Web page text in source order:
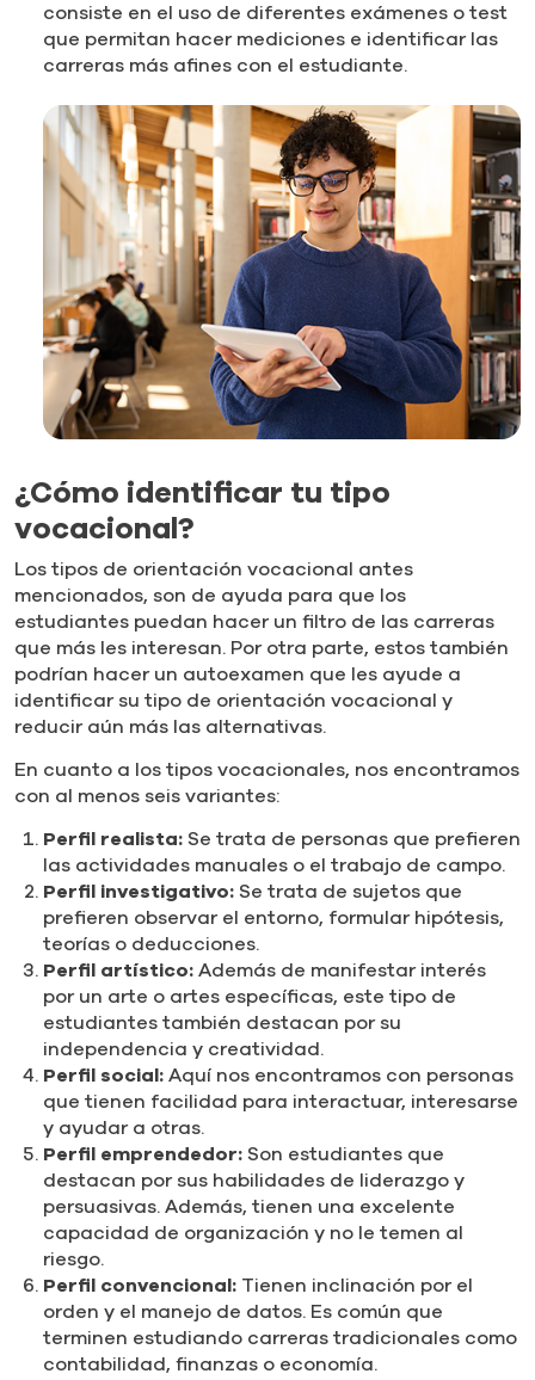
consiste en el uso de diferentes exámenes o test
que permitan hacer mediciones e identificar las
carreras más afines con el estudiante.
¿Cómo identificar tu tipo
vocacional?
Los tipos de orientación vocacional antes
mencionados, son de ayuda para que los
estudiantes puedan hacer un filtro de las carreras
que más les interesan. Por otra parte, estos también
podrían hacer un autoexamen que les ayude a
identificar su tipo de orientación vocacional y
reducir aún más las alternativas.
En cuanto a los tipos vocacionales, nos encontramos
con al menos seis variantes:
Perfil realista:Se trata de personas que prefieren
las actividades manuales o el trabajo de campo.
Perfil investigativo:Se trata de sujetos que
prefieren observar el entorno, formular hipótesis,
teorías o deducciones.
Perfil artístico:Además de manifestar interés
por un arte o artes específicas, este tipo de
estudiantes también destacan por su
independencia y creatividad.
Perfil social:Aquí nos encontramos con personas
que tienen facilidad para interactuar, interesarse
y ayudar a otras.
Perfil emprendedor:Son estudiantes que
destacan por sus habilidades de liderazgo y
persuasivas. Además, tienen una excelente
capacidad de organización y no le temen al
riesgo.
Perfil convencional: Tienen inclinación por el
orden y el manejo de datos. Es común que
terminen estudiando carreras tradicionales como
contabilidad, finanzas o economía.